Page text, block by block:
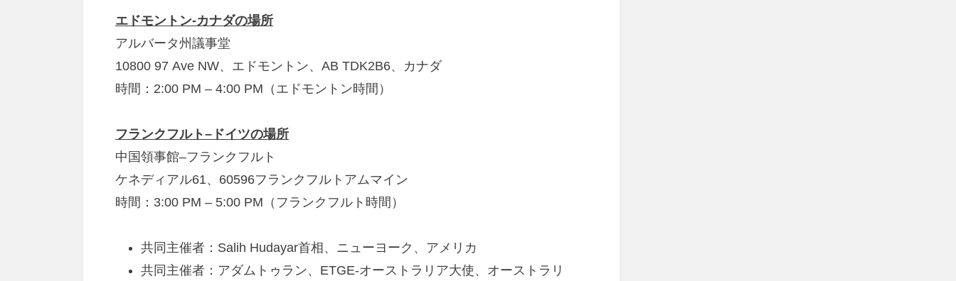
エドモントン-カナダの場所
アルバータ州議事堂
10800 97 Ave NW、エドモントン、AB TDK2B6、カナダ
時間：2:00 PM – 4:00 PM（エドモントン時間）
フランクフルト–ドイツの場所
中国領事館–フランクフルト
ケネディアル61、60596フランクフルトアムマイン
時間：3:00 PM – 5:00 PM（フランクフルト時間）
共同主催者：Salih Hudayar首相、ニューヨーク、アメリカ
共同主催者：アダムトゥラン、ETGE-オーストラリア大使、オーストラリ